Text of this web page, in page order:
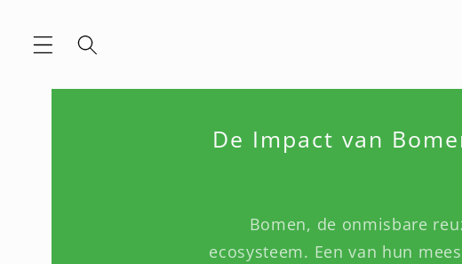
content
De Impact van
Bomen, de onmisbare
ecosysteem. Een van hun